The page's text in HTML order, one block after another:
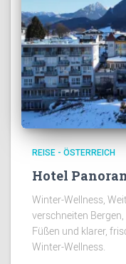
REISE - ÖSTERREICH
Hotel
Winter-Wellness,
verschneiten
Füßen und klarer,
Winter-Wellness.